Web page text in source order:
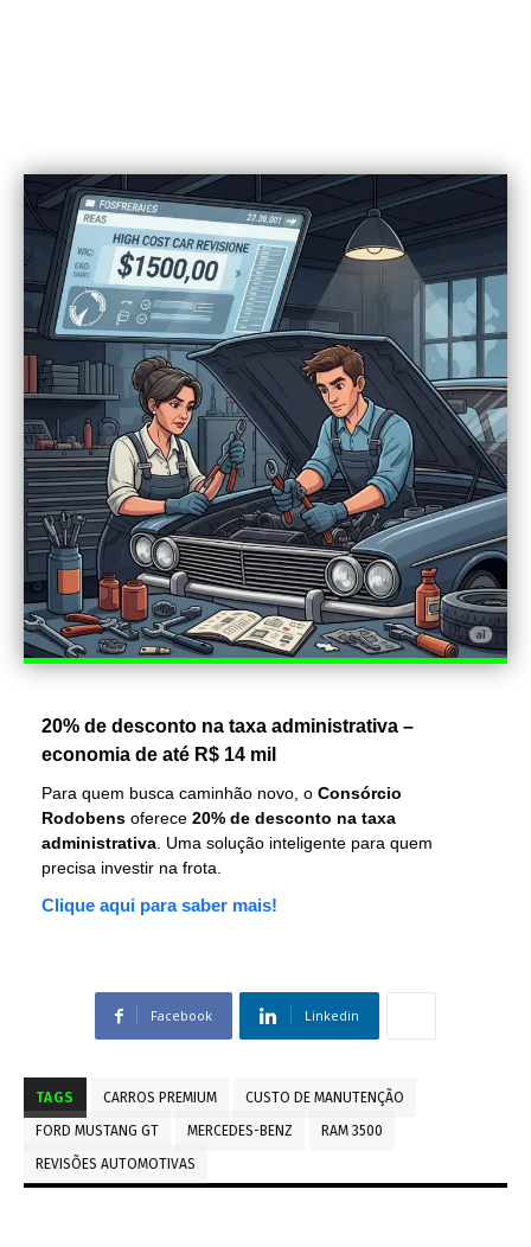
20% de desconto na taxa administrativa –
economia de até R$ 14 mil
Para quem busca caminhão novo, o Consórcio
Rodobens oferece 20% de desconto na taxa
administrativa . Uma solução inteligente para quem
precisa investir na frota.
Clique aqui para saber mais!
Facebook Linkedin
TAGS CARROS PREMIUM
CUSTO DE MANUTENÇÃO
FORD MUSTANG GT
MERCEDES-BENZ
RAM 3500
REVISÕES AUTOMOTIVAS